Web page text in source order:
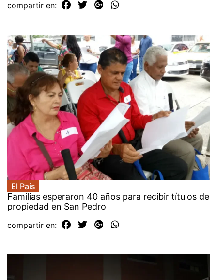
compartir en:
El País
Familias esperaron 40 años para recibir títulos de
propiedad en San Pedro
compartir en: